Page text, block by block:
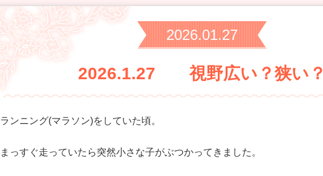
2026.01.27
2026.1.27 視野広い？狭い？
ランニング(マラソン)をしていた頃。
まっすぐ走っていたら突然小さな子がぶつかってきました。